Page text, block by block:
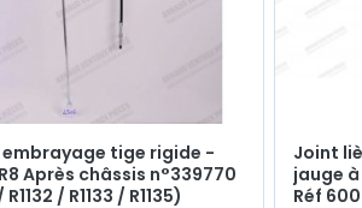
embrayage tige rigide -
Après châssis n°339770
R1132 / R1133 / R1135)
Joint
jauge
Réf